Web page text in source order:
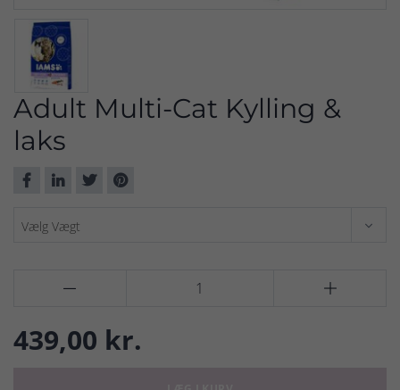
Adult Multi-Cat Kylling &
laks
 
439,00 kr.